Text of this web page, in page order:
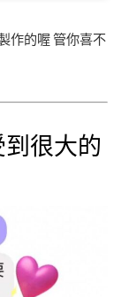
作的喔 管你喜不
很大的